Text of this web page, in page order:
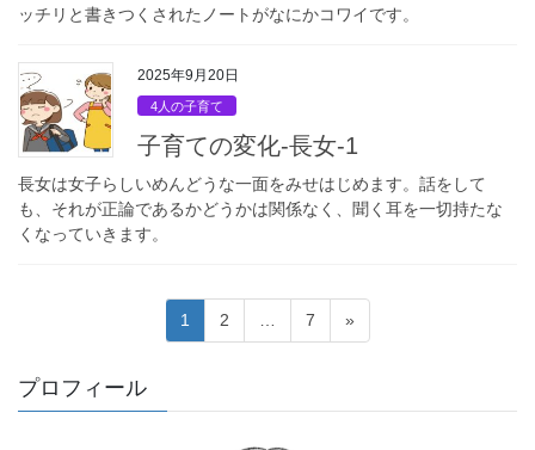
ッチリと書きつくされたノートがなにかコワイです。
2025年9月20日
4人の子育て
子育ての変化-長女-1
長女は女子らしいめんどうな一面をみせはじめます。話をして
も、それが正論であるかどうかは関係なく、聞く耳を一切持たな
くなっていきます。
の
ペ
固
定
1
固
定
2
固
定
7 »
プロフィール